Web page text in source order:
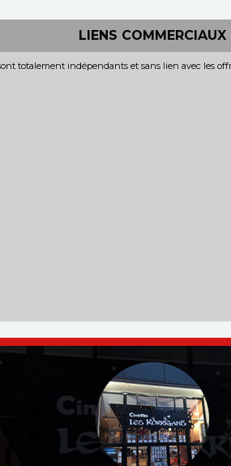
LIENS COMMERCIAUX
totalement indépendants et sans lien avec les